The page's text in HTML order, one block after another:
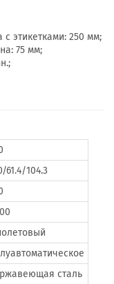
этикетками: 250 мм;
75 мм;
61.4/104.3
сталь